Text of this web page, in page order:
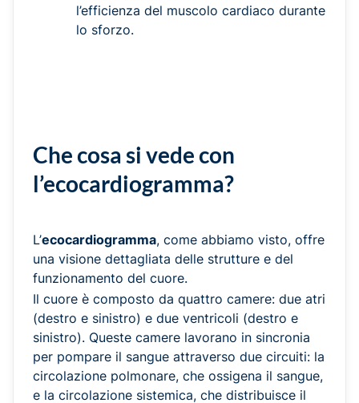
l’efficienza del muscolo cardiaco durante
lo sforzo.
Che cosa si vede con
l’ecocardiogramma?
L’ecocardiogramma, come abbiamo visto, offre
una visione dettagliata delle strutture e del
funzionamento del cuore.
Il cuore è composto da quattro camere: due atri
(destro e sinistro) e due ventricoli (destro e
sinistro). Queste camere lavorano in sincronia
per pompare il sangue attraverso due circuiti: la
circolazione polmonare, che ossigena il sangue,
e la circolazione sistemica, che distribuisce il